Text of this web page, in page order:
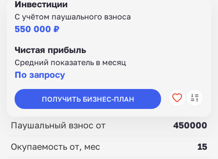
Инвестиции
С учётом паушального взноса
550 000 ₽
Чистая прибыль
Средний показатель в месяц
По запросу
ПОЛУЧИТЬ БИЗНЕС-ПЛАН
Паушальный взнос от
450000
Окупаемость от, мес
15